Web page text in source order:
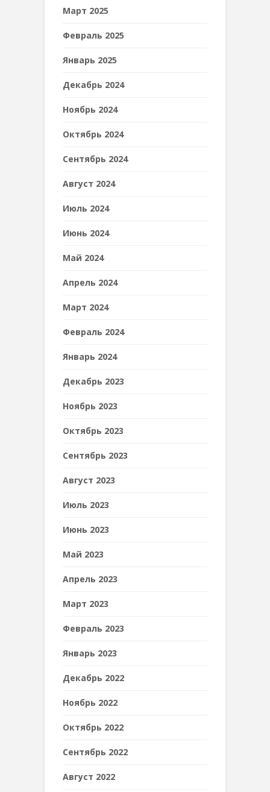
Март 2025
Февраль 2025
Январь 2025
Декабрь 2024
Ноябрь 2024
Октябрь 2024
Сентябрь 2024
Август 2024
Июль 2024
Июнь 2024
Май 2024
Апрель 2024
Март 2024
Февраль 2024
Январь 2024
Декабрь 2023
Ноябрь 2023
Октябрь 2023
Сентябрь 2023
Август 2023
Июль 2023
Июнь 2023
Май 2023
Апрель 2023
Март 2023
Февраль 2023
Январь 2023
Декабрь 2022
Ноябрь 2022
Октябрь 2022
Сентябрь 2022
Август 2022